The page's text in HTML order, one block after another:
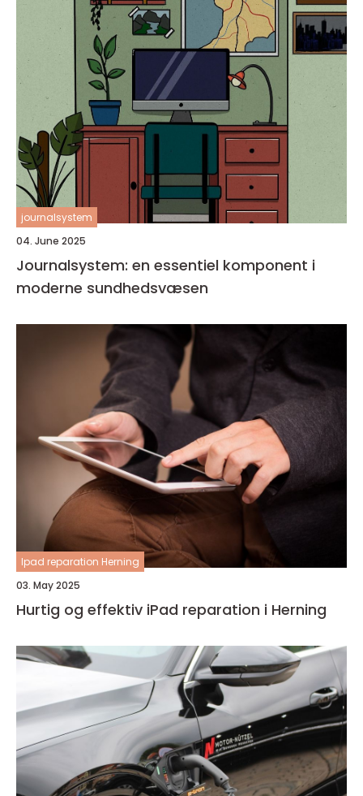
journalsystem
04. June 2025
Journalsystem: en essentiel komponent i
moderne sundhedsvæsen
Ipad reparation Herning
03. May 2025
Hurtig og effektiv iPad reparation i Herning